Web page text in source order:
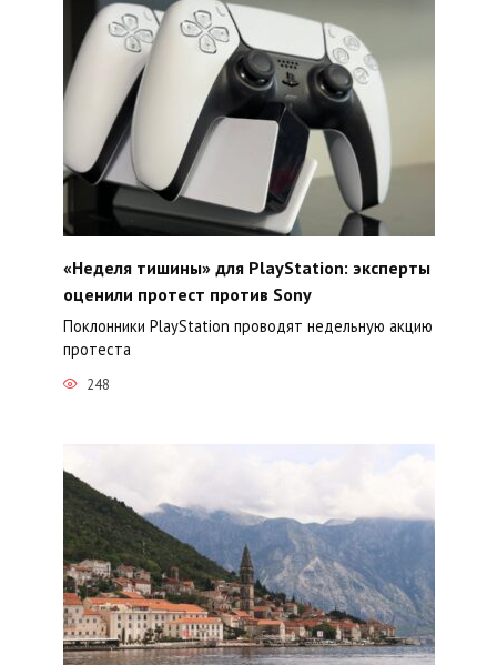
«Неделя тишины» для PlayStation: эксперты
оценили протест против Sony
Поклонники PlayStation проводят недельную акцию
протеста
248